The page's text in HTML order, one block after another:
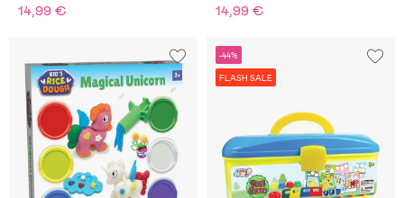
14,99 € 14,99 €
-44%
FLASH SALE